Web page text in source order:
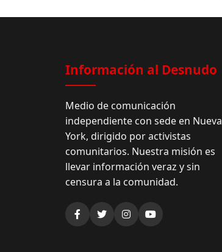
Información al Desnudo
Medio de comunicación
independiente con sede en Nueva
York, dirigido por activistas
comunitarios. Nuestra misión es
llevar información veraz y sin
censura a la comunidad.